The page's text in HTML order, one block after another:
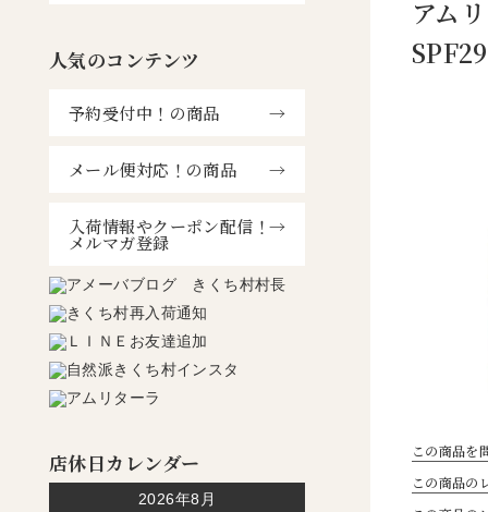
アム
この商品を
この商品の
人気のコンテンツ
予約受付中！の商品
メール便対応！の商品
入荷情報やクーポン配信！
メルマガ登録
店休日カレンダー
2026年8月